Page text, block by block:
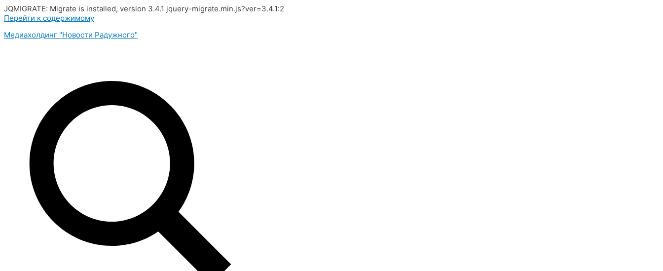
JQMIGRATE: Migrate is installed, version 3.4.1 jquery-migrate.min.js?ver=3.4.1:2
Перейти к содержимому
Медиахолдинг "Новости Радужного"